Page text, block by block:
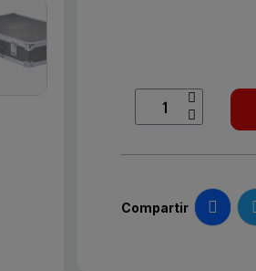
Compartir